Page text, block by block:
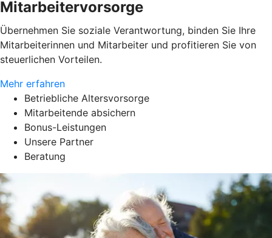
Mitarbeitervorsorge
Übernehmen Sie soziale Verantwortung, binden Sie Ihre
Mitarbeiterinnen und Mitarbeiter und profitieren Sie von
steuerlichen Vorteilen.
Mehr erfahren
Betriebliche Altersvorsorge
Mitarbeitende absichern
Bonus-Leistungen
Unsere Partner
Beratung